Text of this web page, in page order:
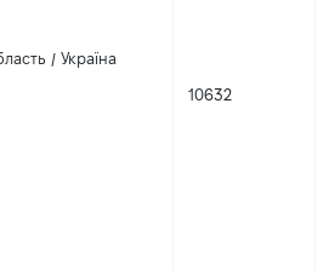
/ Україна
10632